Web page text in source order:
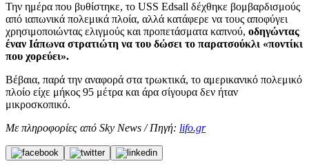
Την ημέρα που βυθίστηκε, το USS Edsall δέχθηκε βομβαρδισμούς
από ιαπωνικά πολεμικά πλοία, αλλά κατάφερε να τους αποφύγει
χρησιμοποιώντας ελιγμούς και προπετάσματα καπνού, οδηγώντας
έναν Ιάπωνα στρατιώτη να του δώσει το παρατσούκλι «ποντίκι
που χορεύει».
Βέβαια, παρά την αναφορά στα τρωκτικά, το αμερικανικό πολεμικό
πλοίο είχε μήκος 95 μέτρα και άρα σίγουρα δεν ήταν
μικροσκοπικό.
Με πληροφορίες από Sky News / Πηγή: lifo.gr